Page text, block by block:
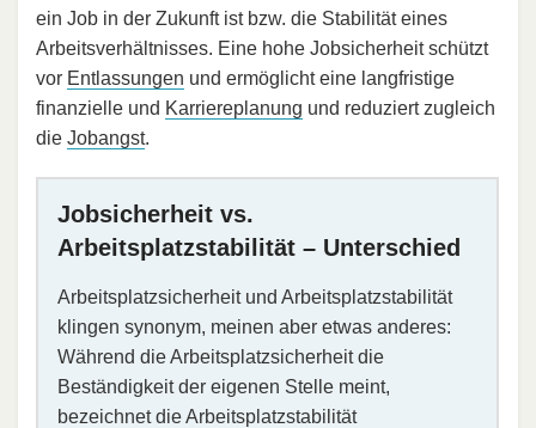
ein Job in der Zukunft ist bzw. die Stabilität eines
Arbeitsverhältnisses. Eine hohe Jobsicherheit schützt
vor Entlassungen und ermöglicht eine langfristige
finanzielle und Karriereplanung und reduziert zugleich
die Jobangst.
Jobsicherheit vs.
Arbeitsplatzstabilität – Unterschied
Arbeitsplatzsicherheit und Arbeitsplatzstabilität
klingen synonym, meinen aber etwas anderes:
Während die Arbeitsplatzsicherheit die
Beständigkeit der eigenen Stelle meint,
bezeichnet die Arbeitsplatzstabilität